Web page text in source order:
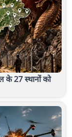
के 27 स्थानों को